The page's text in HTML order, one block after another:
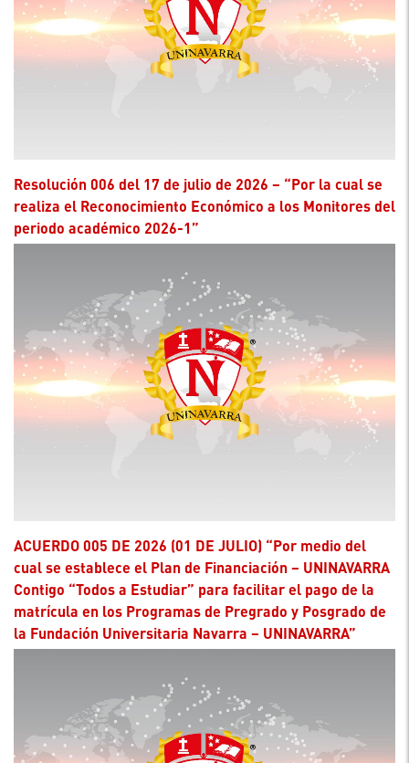
Resolución 006 del 17 de julio de 2026 – “Por la cual se
realiza el Reconocimiento Económico a los Monitores del
periodo académico 2026-1”
ACUERDO 005 DE 2026 (01 DE JULIO) “Por medio del
cual se establece el Plan de Financiación – UNINAVARRA
Contigo “Todos a Estudiar” para facilitar el pago de la
matrícula en los Programas de Pregrado y Posgrado de
la Fundación Universitaria Navarra – UNINAVARRA”